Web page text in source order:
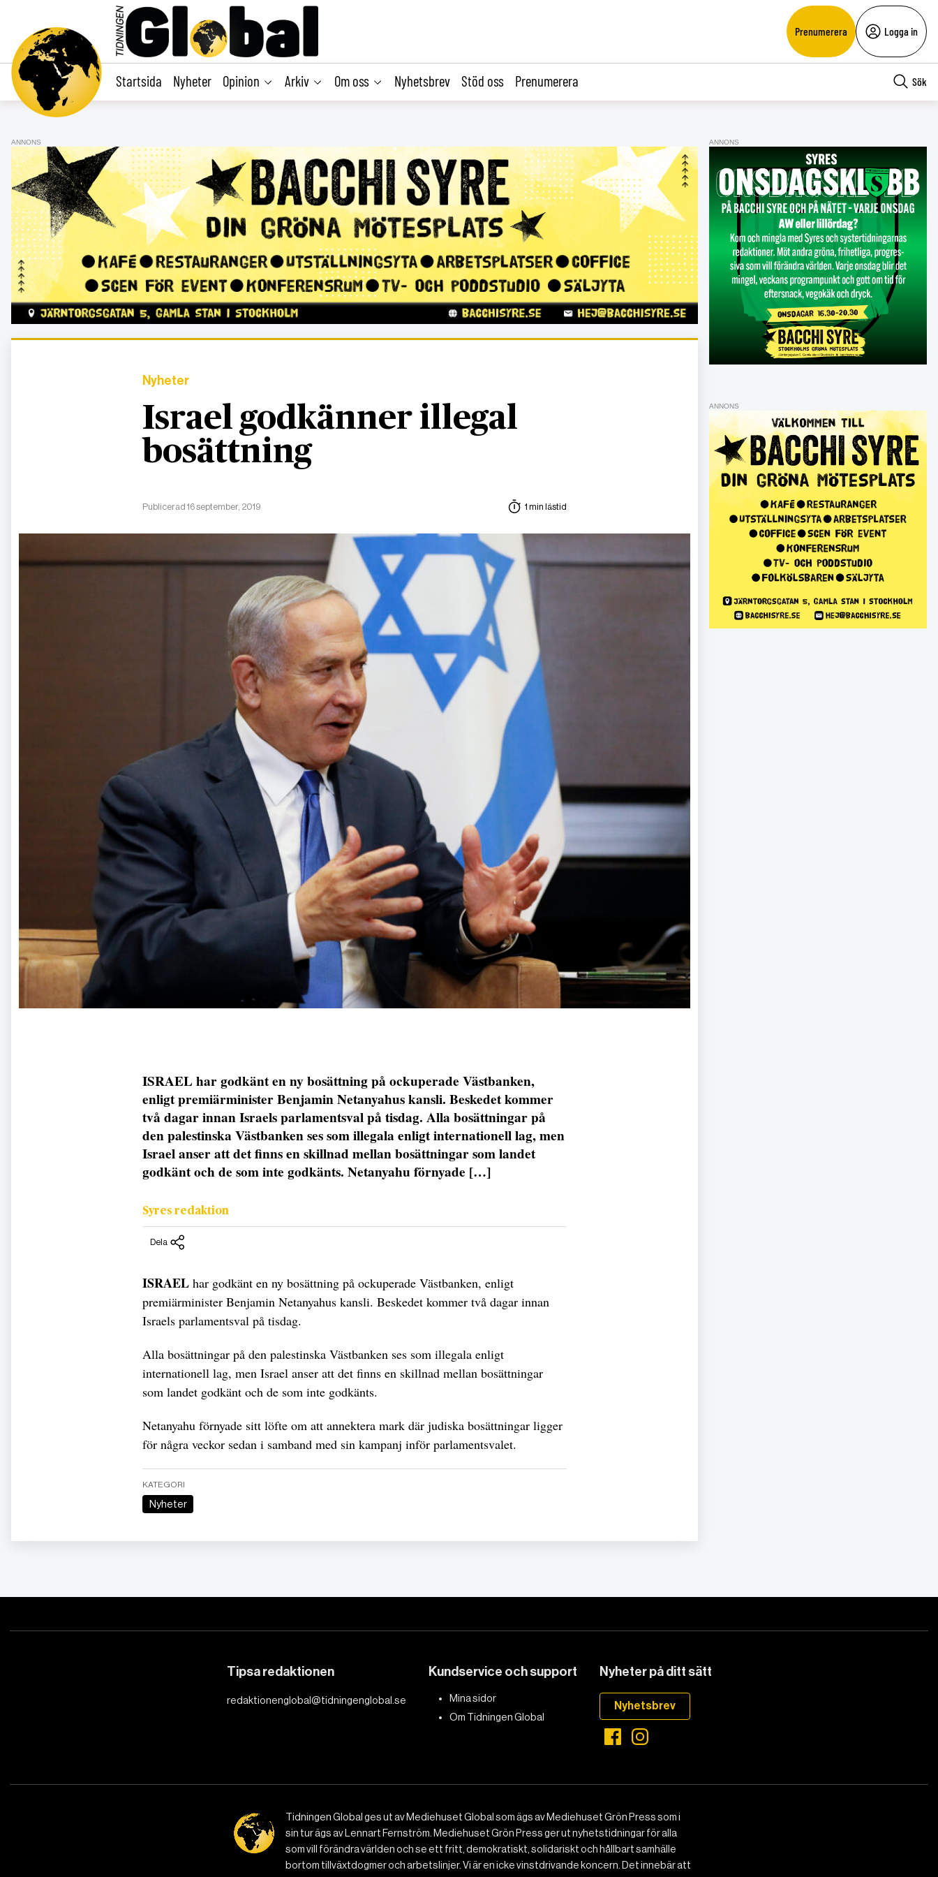
Prenumerera Logga in
Startsida Nyheter Opinion Arkiv Om oss Nyhetsbrev Stöd oss Prenumerera Sök
ANNONS
Nyheter
Israel godkänner illegal
bosättning
Publicerad 16 september, 2019 1 min lästid
ISRAEL har godkänt en ny bosättning på ockuperade Västbanken,
enligt premiärminister Benjamin Netanyahus kansli. Beskedet kommer
två dagar innan Israels parlamentsval på tisdag. Alla bosättningar på
den palestinska Västbanken ses som illegala enligt internationell lag, men
Israel anser att det finns en skillnad mellan bosättningar som landet
godkänt och de som inte godkänts. Netanyahu förnyade […]
Syres redaktion
Dela
ISRAEL har godkänt en ny bosättning på ockuperade Västbanken, enligt
premiärminister Benjamin Netanyahus kansli. Beskedet kommer två dagar innan
Israels parlamentsval på tisdag.
Alla bosättningar på den palestinska Västbanken ses som illegala enligt
internationell lag, men Israel anser att det finns en skillnad mellan bosättningar
som landet godkänt och de som inte godkänts.
Netanyahu förnyade sitt löfte om att annektera mark där judiska bosättningar ligger
för några veckor sedan i samband med sin kampanj inför parlamentsvalet.
KATEGORI
Nyheter
lära oss om högerextrem
populism
ANNONS
ANNONS
DET GLOBALA PRESSTÖDET PRENUMERERA